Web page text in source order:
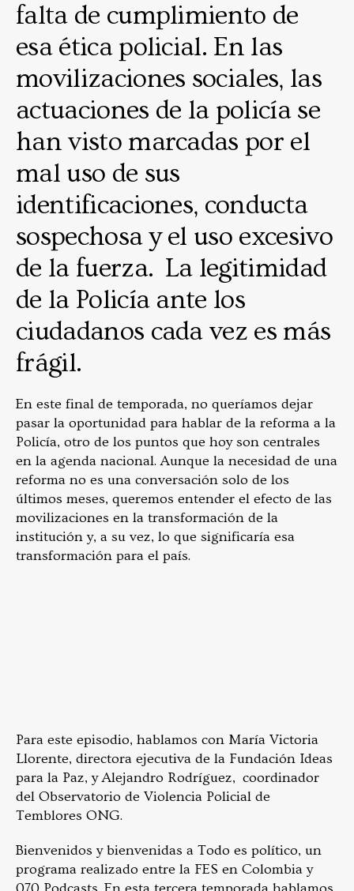
falta de cumplimiento de
esa ética policial. En las
movilizaciones sociales, las
actuaciones de la policía se
han visto marcadas por el
mal uso de sus
identificaciones, conducta
sospechosa y el uso excesivo
de la fuerza. La legitimidad
de la Policía ante los
ciudadanos cada vez es más
frágil.
En este final de temporada, no queríamos dejar
pasar la oportunidad para hablar de la reforma a la
Policía, otro de los puntos que hoy son centrales
en la agenda nacional. Aunque la necesidad de una
reforma no es una conversación solo de los
últimos meses, queremos entender el efecto de las
movilizaciones en la transformación de la
institución y, a su vez, lo que significaría esa
transformación para el país.
Para este episodio, hablamos con María Victoria
Llorente, directora ejecutiva de la Fundación Ideas
para la Paz, y Alejandro Rodríguez, coordinador
del Observatorio de Violencia Policial de
Temblores ONG.
Bienvenidos y bienvenidas a Todo es político, un
programa realizado entre la FES en Colombia y